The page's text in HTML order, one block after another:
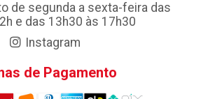
de segunda a sexta-feira das
e das 13h30 às 17h30
Instagram
de Pagamento